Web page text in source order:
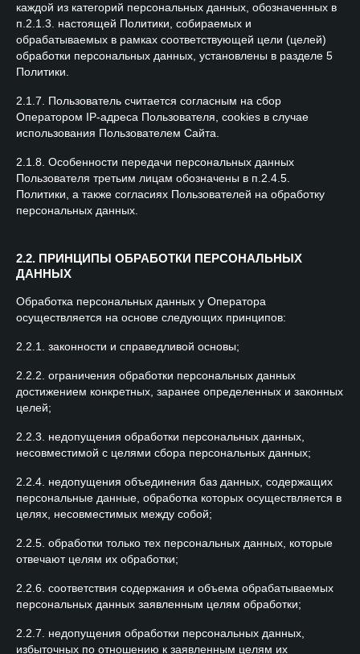
каждой из категорий персональных данных, обозначенных в
п.2.1.3. настоящей Политики, собираемых и
обрабатываемых в рамках соответствующей цели (целей)
обработки персональных данных, установлены в разделе 5
Политики.
2.1.7. Пользователь считается согласным на сбор
Оператором IP-адреса Пользователя, cookies в случае
использования Пользователем Сайта.
2.1.8. Особенности передачи персональных данных
Пользователя третьим лицам обозначены в п.2.4.5.
Политики, а также согласиях Пользователей на обработку
персональных данных.
2.2. ПРИНЦИПЫ ОБРАБОТКИ ПЕРСОНАЛЬНЫХ
ДАННЫХ
Обработка персональных данных у Оператора
осуществляется на основе следующих принципов:
2.2.1. законности и справедливой основы;
2.2.2. ограничения обработки персональных данных
достижением конкретных, заранее определенных и законных
целей;
2.2.3. недопущения обработки персональных данных,
несовместимой с целями сбора персональных данных;
2.2.4. недопущения объединения баз данных, содержащих
персональные данные, обработка которых осуществляется в
целях, несовместимых между собой;
2.2.5. обработки только тех персональных данных, которые
отвечают целям их обработки;
2.2.6. соответствия содержания и объема обрабатываемых
персональных данных заявленным целям обработки;
2.2.7. недопущения обработки персональных данных,
избыточных по отношению к заявленным целям их